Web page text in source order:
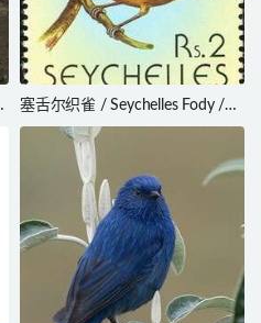
塞舌尔织雀 / Seychelles Fody /
Foudia sechellarum